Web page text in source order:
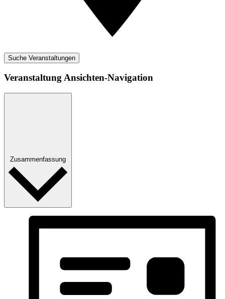
Suche Veranstaltungen
Veranstaltung Ansichten-Navigation
Zusammenfassung